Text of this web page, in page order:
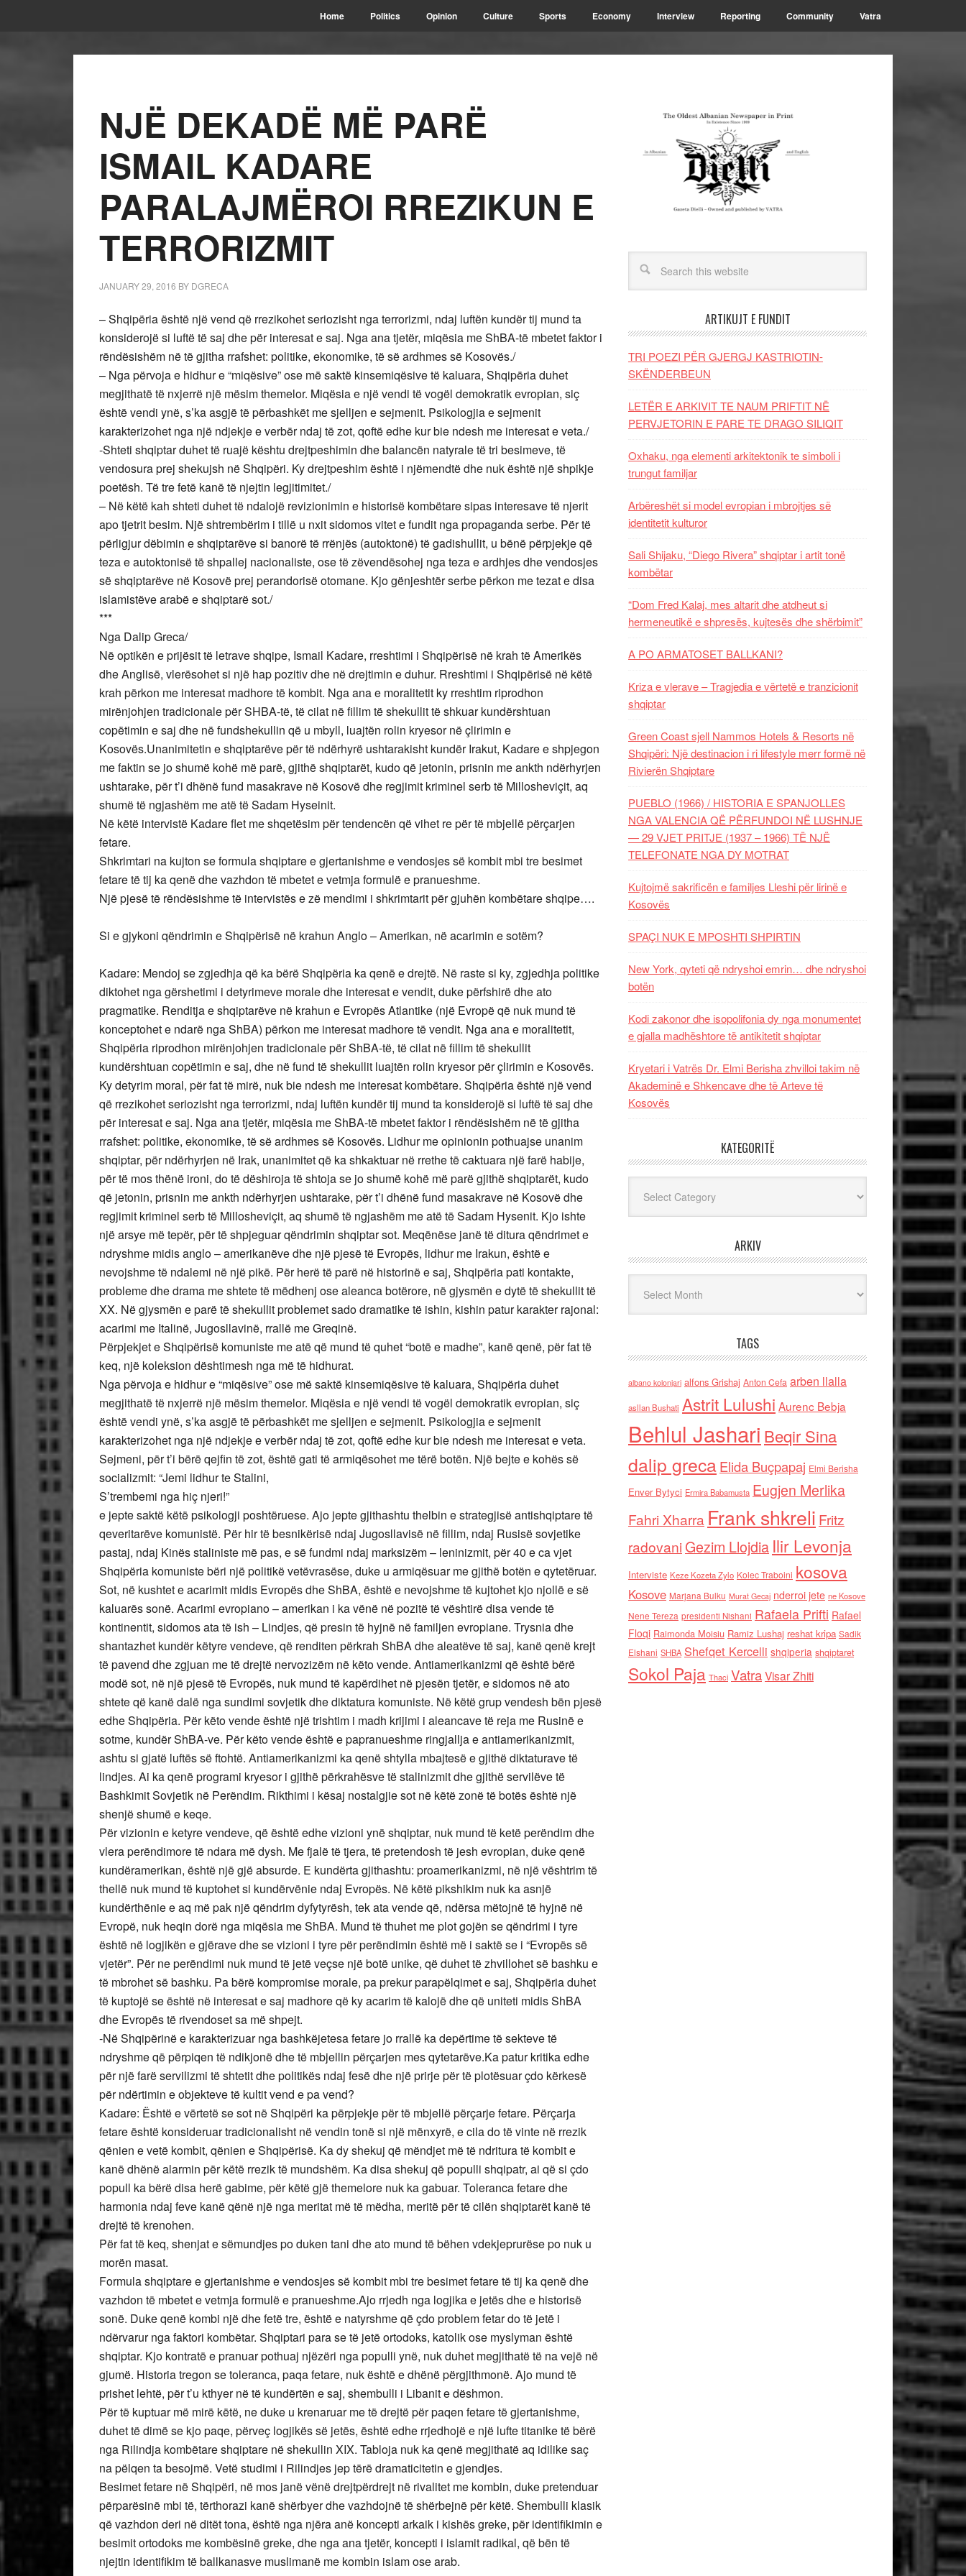
Home Politics Opinion Culture Sports Economy Interview Reporting Community Vatra
NJË DEKADË MË PARË
ISMAIL KADARE
PARALAJMËROI RREZIKUN E
TERRORIZMIT
JANUARY 29, 2016 BY DGRECA
– Shqipëria është një vend që rrezikohet seriozisht nga terrorizmi, ndaj luftën kundër tij mund ta
konsiderojë si luftë të saj dhe për interesat e saj. Nga ana tjetër, miqësia me ShBA-të mbetet faktor i
rëndësishëm në të gjitha rrafshet: politike, ekonomike, të së ardhmes së Kosovës./
– Nga përvoja e hidhur e “miqësive” ose më saktë kinsemiqësive të kaluara, Shqipëria duhet
megjithatë të nxjerrë një mësim themelor. Miqësia e një vendi të vogël demokratik evropian, siç
është vendi ynë, s’ka asgjë të përbashkët me sjelljen e sejmenit. Psikologjia e sejmenit
karakterizohet nga një ndjekje e verbër ndaj të zot, qoftë edhe kur bie ndesh me interesat e veta./
-Shteti shqiptar duhet të ruajë kështu drejtpeshimin dhe balancën natyrale të tri besimeve, të
vendosura prej shekujsh në Shqipëri. Ky drejtpeshim është i njëmendtë dhe nuk është një shpikje
poetësh. Të tre fetë kanë të njejtin legjitimitet./
– Në këtë kah shteti duhet të ndalojë revizionimin e historisë kombëtare sipas interesave të njerit
apo tjetrit besim. Një shtrembërim i tillë u nxit sidomos vitet e fundit nga propaganda serbe. Për të
përligjur dëbimin e shqiptarëve si banorë të rrënjës (autoktonë) të gadishullit, u bënë përpjekje që
teza e autoktonisë të shpallej nacionaliste, ose të zëvendësohej nga teza e ardhjes dhe vendosjes
së shqiptarëve në Kosovë prej perandorisë otomane. Kjo gënjeshtër serbe përkon me tezat e disa
islamistëve arabë e shqiptarë sot./
***
Nga Dalip Greca/
Në optikën e prijësit të letrave shqipe, Ismail Kadare, rreshtimi i Shqipërisë në krah të Amerikës
dhe Anglisë, vlerësohet si një hap pozitiv dhe në drejtimin e duhur. Rreshtimi i Shqipërisë në këtë
krah përkon me interesat madhore të kombit. Nga ana e moralitetit ky rreshtim riprodhon
mirënjohjen tradicionale për SHBA-të, të cilat në fillim të shekullit të shkuar kundërshtuan
copëtimin e saj dhe në fundshekullin që u mbyll, luajtën rolin kryesor në çlirimin e
Kosovës.Unanimitetin e shqiptarëve për të ndërhyrë ushtarakisht kundër Irakut, Kadare e shpjegon
me faktin se jo shumë kohë më parë, gjithë shqiptarët, kudo që jetonin, prisnin me ankth ndërhyrjen
ushtarake, për t’i dhënë fund masakrave në Kosovë dhe regjimit kriminel serb të Millosheviçit, aq
shumë të ngjashëm me atë të Sadam Hyseinit.
Në këtë intervistë Kadare flet me shqetësim për tendencën që vihet re për të mbjellë përçarjen
fetare.
Shkrimtari na kujton se formula shqiptare e gjertanishme e vendosjes së kombit mbi tre besimet
fetare të tij ka qenë dhe vazhdon të mbetet e vetmja formulë e pranueshme.
Një pjesë të rëndësishme të intervistës e zë mendimi i shkrimtarit për gjuhën kombëtare shqipe….
Si e gjykoni qëndrimin e Shqipërisë në krahun Anglo – Amerikan, në acarimin e sotëm?
Kadare: Mendoj se zgjedhja që ka bërë Shqipëria ka qenë e drejtë. Në raste si ky, zgjedhja politike
diktohet nga gërshetimi i detyrimeve morale dhe interesat e vendit, duke përfshirë dhe ato
pragmatike. Renditja e shqiptarëve në krahun e Evropës Atlantike (një Evropë që nuk mund të
konceptohet e ndarë nga ShBA) përkon me interesat madhore të vendit. Nga ana e moralitetit,
Shqipëria riprodhon mirënjohjen tradicionale për ShBA-të, të cilat në fillim të shekullit
kundërshtuan copëtimin e saj, dhe në fund të shekullit luajtën rolin kryesor për çlirimin e Kosovës.
Ky detyrim moral, për fat të mirë, nuk bie ndesh me interesat kombëtare. Shqipëria është një vend
që rrezikohet seriozisht nga terrorizmi, ndaj luftën kundër tij mund ta konsiderojë si luftë të saj dhe
për interesat e saj. Nga ana tjetër, miqësia me ShBA-të mbetet faktor i rëndësishëm në të gjitha
rrafshet: politike, ekonomike, të së ardhmes së Kosovës. Lidhur me opinionin pothuajse unanim
shqiptar, për ndërhyrjen në Irak, unanimitet që ka shkaktuar në rrethe të caktuara një farë habije,
për të mos thënë ironi, do të dëshiroja të shtoja se jo shumë kohë më parë gjithë shqiptarët, kudo
që jetonin, prisnin me ankth ndërhyrjen ushtarake, për t’i dhënë fund masakrave në Kosovë dhe
regjimit kriminel serb të Millosheviçit, aq shumë të ngjashëm me atë të Sadam Hysenit. Kjo ishte
një arsye më tepër, për të shpjeguar qëndrimin shqiptar sot. Meqënëse janë të ditura qëndrimet e
ndryshme midis anglo – amerikanëve dhe një pjesë të Evropës, lidhur me Irakun, është e
nevojshme të ndalemi në një pikë. Për herë të parë në historinë e saj, Shqipëria pati kontakte,
probleme dhe drama me shtete të mëdhenj ose aleanca botërore, në gjysmën e dytë të shekullit të
XX. Në gjysmën e parë të shekullit problemet sado dramatike të ishin, kishin patur karakter rajonal:
acarimi me Italinë, Jugosllavinë, rrallë me Greqinë.
Përpjekjet e Shqipërisë komuniste me atë që mund të quhet “botë e madhe”, kanë qenë, për fat të
keq, një koleksion dështimesh nga më të hidhurat.
Nga përvoja e hidhur e “miqësive” ose më saktë kinsemiqësive të kaluara, Shqipëria duhet
megjithatë të nxjerrë një mësim themelor. Miqësia e një vendi të vogël demokratik evropian, siç
është vendi ynë, s’ka asgjë të përbashkët me sjelljen e sejmenit. Psikologjia e sejmenit
karakterizohet nga një ndjekje e verbër ndaj të zot, qoftë edhe kur bie ndesh me interesat e veta.
Sejmeni, për t’i bërë qejfin të zot, është gati të armiqësohet me tërë botën. Një bejte e kohës së
socializmit: “Jemi lidhur te Stalini,
S’trembemi nga hiç njeri!”
e jepte saktë këtë psikologji poshtëruese. Ajo jepte gjithashtu thelbin e strategjisë antishqiptare të
qeveritarëve komunistë. Për hir të besnikërisë ndaj Jugosllavisë në fillim, ndaj Rusisë sovjetike
pastaj, ndaj Kinës staliniste më pas, e së fundmi ndaj marksizëm – leninizmit, për 40 e ca vjet
Shqipëria komuniste bëri një politikë vetëvrasëse, duke u armiqësuar me gjithë botën e qytetëruar.
Sot, në kushtet e acarimit midis Evropës dhe ShBA, është e nevojshme të kujtohet kjo njollë e së
kaluarës sonë. Acarimi evropiano – amerikan i ka vënë në pozitë të vështirë disa vende të
kontinentit, sidomos ata të ish – Lindjes, që presin të hyjnë në familjen evropiane. Trysnia dhe
shantazhet kundër këtyre vendeve, që renditen përkrah ShBA dhe aleatëve të saj, kanë qenë krejt
të pavend dhe zgjuan me të drejtë nervozizëm në këto vende. Antiamerikanizmi që është bërë
modë sot, në një pjesë të Evropës, nuk mund të kapërdihet në pjesën tjetër, e sidomos në ato
shtete që kanë dalë nga sundimi sovjetik dhe diktatura komuniste. Në këtë grup vendesh bën pjesë
edhe Shqipëria. Për këto vende është një trishtim i madh krijimi i aleancave të reja me Rusinë e
sotme, kundër ShBA-ve. Për këto vende është e papranueshme ringjallja e antiamerikanizmit,
ashtu si gjatë luftës së ftohtë. Antiamerikanizmi ka qenë shtylla mbajtesë e gjithë diktaturave të
lindjes. Ai ka qenë programi kryesor i gjithë përkrahësve të stalinizmit dhe gjithë servilëve të
Bashkimit Sovjetik në Perëndim. Rikthimi i kësaj nostalgjie sot në këtë zonë të botës është një
shenjë shumë e keqe.
Për vizionin e ketyre vendeve, që është edhe vizioni ynë shqiptar, nuk mund të ketë perëndim dhe
vlera perëndimore të ndara më dysh. Me fjalë të tjera, të pretendosh të jesh evropian, duke qenë
kundëramerikan, është një gjë absurde. E kundërta gjithashtu: proamerikanizmi, në një vështrim të
thellë nuk mund të kuptohet si kundërvënie ndaj Evropës. Në këtë pikshikim nuk ka asnjë
kundërthënie e aq më pak një qëndrim dyfytyrësh, tek ata vende që, ndërsa mëtojnë të hyjnë në
Evropë, nuk heqin dorë nga miqësia me ShBA. Mund të thuhet me plot gojën se qëndrimi i tyre
është në logjikën e gjërave dhe se vizioni i tyre për perëndimin është më i saktë se i “Evropës së
vjetër”. Për ne perëndimi nuk mund të jetë veçse një botë unike, që duhet të zhvillohet së bashku e
të mbrohet së bashku. Pa bërë kompromise morale, pa prekur parapëlqimet e saj, Shqipëria duhet
të kuptojë se është në interesat e saj madhore që ky acarim të kalojë dhe që uniteti midis ShBA
dhe Evropës të rivendoset sa më shpejt.
-Në Shqipërinë e karakterizuar nga bashkëjetesa fetare jo rrallë ka depërtime të sekteve të
ndryshme që përpiqen të ndikjonë dhe të mbjellin përçarjen mes qytetarëve.Ka patur kritika edhe
për një farë servilizmi të shtetit dhe politikës ndaj fesë dhe një prirje për të plotësuar çdo kërkesë
për ndërtimin e objekteve të kultit vend e pa vend?
Kadare: Është e vërtetë se sot në Shqipëri ka përpjekje për të mbjellë përçarje fetare. Përçarja
fetare është konsideruar tradicionalisht në vendin tonë si një mënxyrë, e cila do të vinte në rrezik
qënien e vetë kombit, qënien e Shqipërisë. Ka dy shekuj që mëndjet më të ndritura të kombit e
kanë dhënë alarmin për këtë rrezik të mundshëm. Ka disa shekuj që populli shqipatr, ai që si çdo
popull ka bërë disa herë gabime, për këtë gjë themelore nuk ka gabuar. Toleranca fetare dhe
harmonia ndaj feve kanë qënë një nga meritat më të mëdha, meritë për të cilën shqiptarët kanë të
drejtë të krenohen.
Për fat të keq, shenjat e sëmundjes po duken tani dhe ato mund të bëhen vdekjeprurëse po nuk u
morën masat.
Formula shqiptare e gjertanishme e vendosjes së kombit mbi tre besimet fetare të tij ka qenë dhe
vazhdon të mbetet e vetmja formulë e pranueshme.Ajo rrjedh nga logjika e jetës dhe e historisë
sonë. Duke qenë kombi një dhe fetë tre, është e natyrshme që çdo problem fetar do të jetë i
ndërvarur nga faktori kombëtar. Shqiptari para se të jetë ortodoks, katolik ose myslyman është
shqiptar. Kjo kontratë e pranuar pothuaj njëzëri nga populli ynë, nuk duhet megjithatë të na vejë në
gjumë. Historia tregon se toleranca, paqa fetare, nuk është e dhënë përgjithmonë. Ajo mund të
prishet lehtë, për t’u kthyer në të kundërtën e saj, shembulli i Libanit e dëshmon.
Për të kuptuar më mirë këtë, ne duke u krenaruar me të drejtë për paqen fetare të gjertanishme,
duhet të dimë se kjo paqe, përveç logjikës së jetës, është edhe rrjedhojë e një lufte titanike të bërë
nga Rilindja kombëtare shqiptare në shekullin XIX. Tabloja nuk ka qenë megjithatë aq idilike saç
na pëlqen ta besojmë. Vetë studimi i Rilindjes jep tërë dramaticitetin e gjendjes.
Besimet fetare në Shqipëri, në mos janë vënë drejtpërdrejt në rivalitet me kombin, duke pretenduar
përparësinë mbi të, tërthorazi kanë shërbyer dhe vazhdojnë të shërbejnë për këtë. Shembulli klasik
që vazhdon deri në ditët tona, është nga njëra anë koncepti arkaik i kishës greke, për identifikimin e
besimit ortodoks me kombësinë greke, dhe nga ana tjetër, koncepti i islamit radikal, që bën të
njejtin identifikim të ballkanasve muslimanë me kombin islam ose arab.
ARTIKUJT E FUNDIT
TRI POEZI PËR GJERGJ KASTRIOTIN-
SKËNDERBEUN
LETËR E ARKIVIT TE NAUM PRIFTIT NË
PERVJETORIN E PARE TE DRAGO SILIQIT
Oxhaku, nga elementi arkitektonik te simboli i
trungut familjar
Arbëreshët si model evropian i mbrojtjes së
identitetit kulturor
Sali Shijaku, “Diego Rivera” shqiptar i artit tonë
kombëtar
“Dom Fred Kalaj, mes altarit dhe atdheut si
hermeneutikë e shpresës, kujtesës dhe shërbimit”
A PO ARMATOSET BALLKANI?
Kriza e vlerave – Tragjedia e vërtetë e tranzicionit
shqiptar
Green Coast sjell Nammos Hotels & Resorts në
Shqipëri: Një destinacion i ri lifestyle merr formë në
Rivierën Shqiptare
PUEBLO (1966) / HISTORIA E SPANJOLLES
NGA VALENCIA QË PËRFUNDOI NË LUSHNJE
— 29 VJET PRITJE (1937 – 1966) TË NJË
TELEFONATE NGA DY MOTRAT
Kujtojmë sakrificën e familjes Lleshi për lirinë e
Kosovës
SPAÇI NUK E MPOSHTI SHPIRTIN
New York, qyteti që ndryshoi emrin… dhe ndryshoi
botën
Kodi zakonor dhe isopolifonia dy nga monumentet
e gjalla madhështore të antikitetit shqiptar
Kryetari i Vatrës Dr. Elmi Berisha zhvilloi takim në
Akademinë e Shkencave dhe të Arteve të
Kosovës
KATEGORITË
ARKIV
TAGS
albano kolonjari alfons Grishaj Anton Cefa arben llalla
asllan Bushati Astrit Lulushi Aurenc Bebja
Behlul Jashari Beqir Sina
dalip grecaElida Buçpapaj Elmi Berisha
Enver Bytyci Ermira Babamusta Eugjen Merlika
Fahri Xharra Frank shkreli Fritz
radovaniGezim Llojdia Ilir Levonja
Interviste Keze Kozeta Zylo Kolec Traboini kosova
Kosove Marjana Bulku Murat Gecaj nderroi jete ne Kosove
Nene Tereza presidenti Nishani Rafaela Prifti Rafael
Floqi Raimonda Moisiu Ramiz Lushaj reshat kripa Sadik
Elshani SHBA Shefqet Kercelli shqiperia shqiptaret
Sokol Paja Thaci VatraVisar Zhiti